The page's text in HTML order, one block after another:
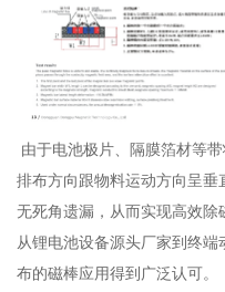
由于电池极片、隔膜箔材等
排布方向跟物料运动方向呈垂
无死角遗漏，从而实现高效除
从锂电池设备源头厂家到终
布的磁棒应用得到广泛认可。